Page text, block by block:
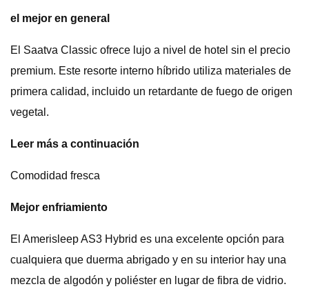
el mejor en general
El Saatva Classic ofrece lujo a nivel de hotel sin el precio
premium. Este resorte interno híbrido utiliza materiales de
primera calidad, incluido un retardante de fuego de origen
vegetal.
Leer más a continuación
Comodidad fresca
Mejor enfriamiento
El Amerisleep AS3 Hybrid es una excelente opción para
cualquiera que duerma abrigado y en su interior hay una
mezcla de algodón y poliéster en lugar de fibra de vidrio.